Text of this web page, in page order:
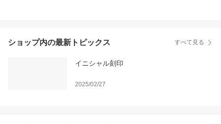
ショップ内の最新トピックス すべて見る
イニシャル刻印
2025/02/27